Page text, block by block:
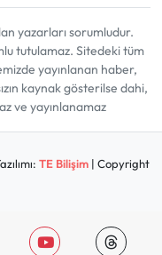
yazarları sorumludur.
tutulamaz. Sitedeki tüm
yayınlanan haber,
kaynak gösterilse dahi,
ve yayınlanamaz
TE Bilişim| Copyright